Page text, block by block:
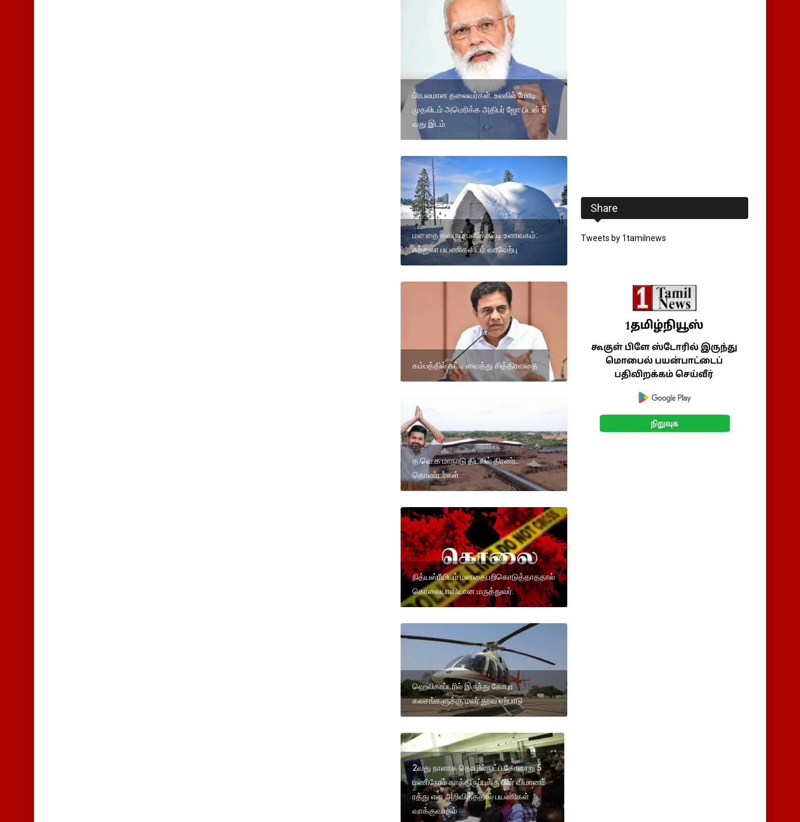
பிரபலமான தலைவர்கள்: உலகில் மோடி
முதலிடம் அமெரிக்க அதிபர் ஜோ பிடன் 5
வது இடம்
மனதை கவரும் பனிக்கட்டி உணவகம்:
சுற்றுலா பயணிகளிடம் வரவேற்பு
கம்பத்தில் கட்டி வைத்து சித்திரவதை
த.வெ.க மாநாடு திடலில் திரண்ட
தொண்டர்கள்..
நித்யஸ்ரீயிடம் மனதைபறிகொடுத்தாததால்
கொலையாளியான மருத்துவர்.
ஹெலிகாப்டரில் இருந்து கோபுர
கலசங்களுக்கு மலர் தூவ ஏற்பாடு
2வது நாளாக தொழில்நுட்ப கோளாறு 5
மணிநேரம் காத்திருப்புக்கு பின் விமானம்
ரத்து என அறிவித்ததால் பயணிகள்
வாக்குவாதம்
Share
Tweets by 1tamilnews